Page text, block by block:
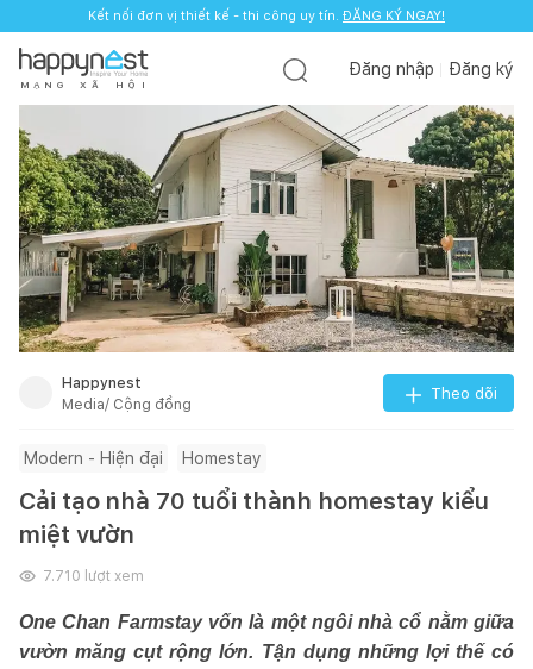
Kết nối đơn vị thiết kế - thi công uy tín. ĐĂNG KÝ NGAY!
M Ạ N G X Ã H Ộ I
Đăng nhập Đăng ký
Happynest
Media/ Cộng đồng
Theo dõi
Modern - Hiện đại Homestay
Cải tạo nhà 70 tuổi thành homestay kiểu
miệt vườn
7.710 lượt xem
One Chan Farmstay vốn là một ngôi nhà cổ nằm giữa
vườn măng cụt rộng lớn. Tận dụng những lợi thế có